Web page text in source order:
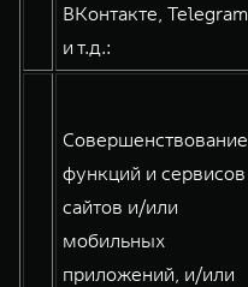
ВКонтакте, Telegram
и т.д.:
Совершенствование
функций и сервисов
сайтов и/или
мобильных
приложений, и/или